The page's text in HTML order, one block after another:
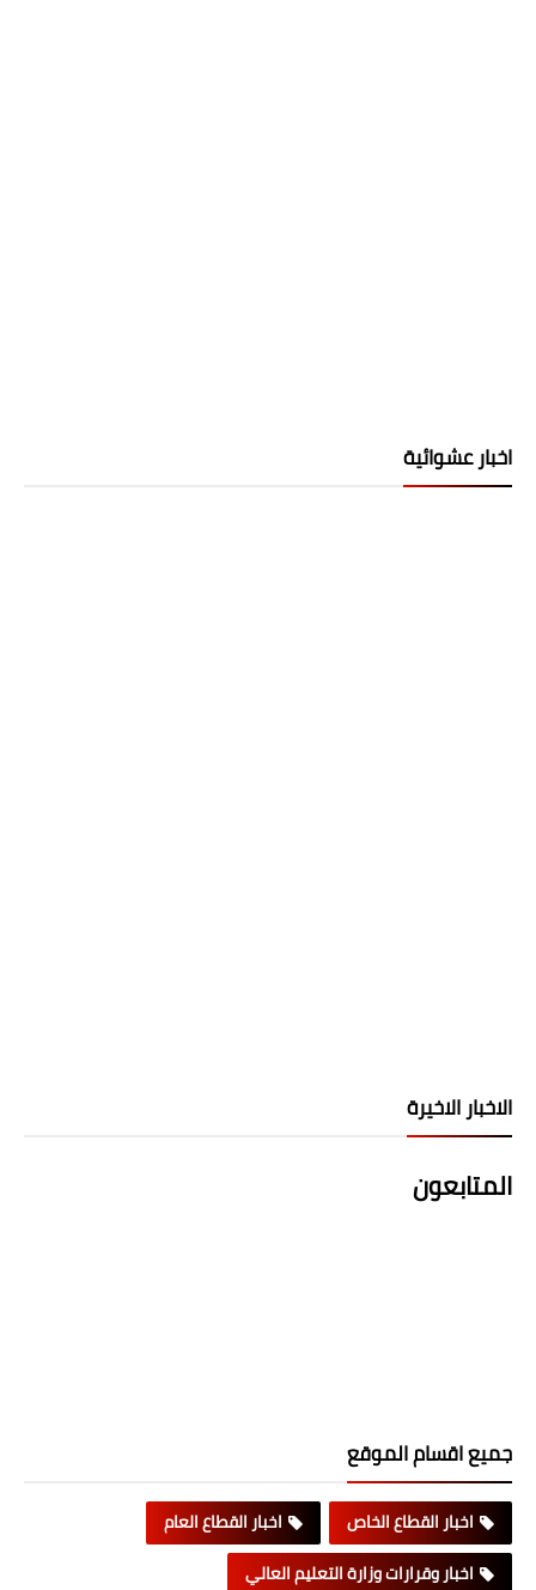
اخبار عشوائية
الاخبار الاخيرة
المتابعون
جميع اقسام الموقع
اخبار القطاع الخاص
اخبار القطاع العام
اخبار وقرارات وزارة التعليم العالي